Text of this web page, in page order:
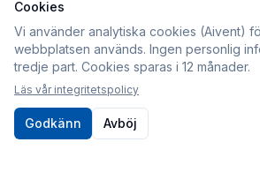
Information
Köpvillkor
Integritetspolicy
Cookies
Om oss
Cookies
Vi använder analytiska cookies (Aivent)
webbplatsen används. Ingen personlig
tredje part. Cookies sparas i 12 månader.
Läs vår integritetspolicy
Godkänn Avböj